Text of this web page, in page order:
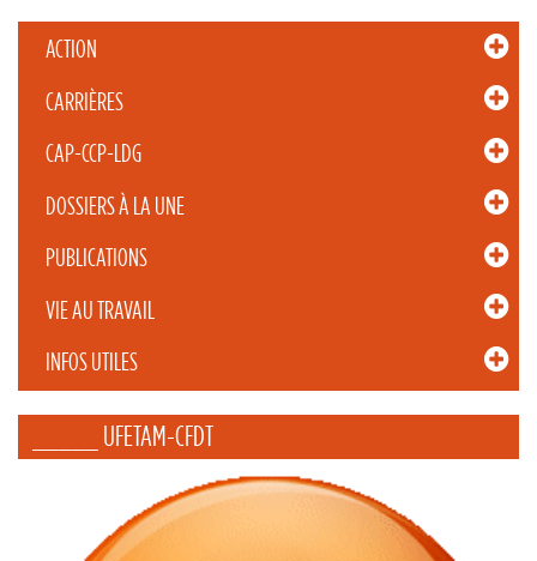
ACTION
CARRIÈRES
CAP-CCP-LDG
DOSSIERS À LA UNE
PUBLICATIONS
VIE AU TRAVAIL
INFOS UTILES
_____ UFETAM-CFDT